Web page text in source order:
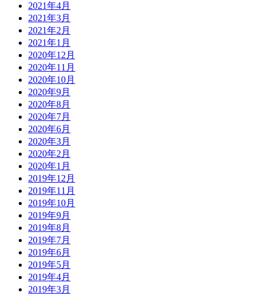
2021年4月
2021年3月
2021年2月
2021年1月
2020年12月
2020年11月
2020年10月
2020年9月
2020年8月
2020年7月
2020年6月
2020年3月
2020年2月
2020年1月
2019年12月
2019年11月
2019年10月
2019年9月
2019年8月
2019年7月
2019年6月
2019年5月
2019年4月
2019年3月